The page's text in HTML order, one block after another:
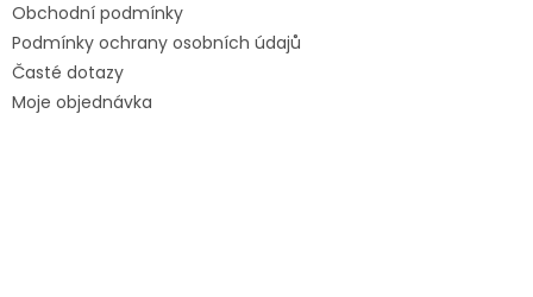
Obchodní podmínky
Podmínky ochrany osobních údajů
Časté dotazy
Moje objednávka